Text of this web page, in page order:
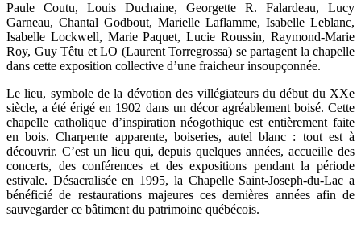
Paule Coutu, Louis Duchaine, Georgette R. Falardeau, Lucy
Garneau, Chantal Godbout, Marielle Laflamme, Isabelle Leblanc,
Isabelle Lockwell, Marie Paquet, Lucie Roussin, Raymond-Marie
Roy, Guy Têtu et LO (Laurent Torregrossa) se partagent la chapelle
dans cette exposition collective d’une fraicheur insoupçonnée.
Le lieu, symbole de la dévotion des villégiateurs du début du XXe
siècle, a été érigé en 1902 dans un décor agréablement boisé. Cette
chapelle catholique d’inspiration néogothique est entièrement faite
en bois. Charpente apparente, boiseries, autel blanc : tout est à
découvrir. C’est un lieu qui, depuis quelques années, accueille des
concerts, des conférences et des expositions pendant la période
estivale. Désacralisée en 1995, la Chapelle Saint-Joseph-du-Lac a
bénéficié de restaurations majeures ces dernières années afin de
sauvegarder ce bâtiment du patrimoine québécois.